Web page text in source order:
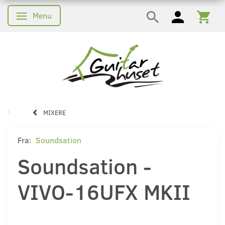
Skifte navigation
Menu
MIXERE
Fra: Soundsation
Soundsation -
VIVO-16UFX MKII